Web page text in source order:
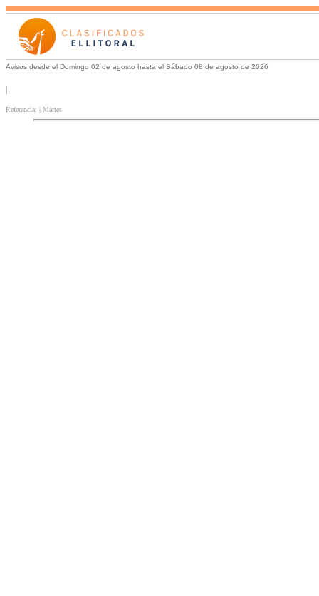
Avisos desde el Domingo 02 de agosto hasta el Sábado 08 de agosto de 2026
| |
Referencia: | Martes